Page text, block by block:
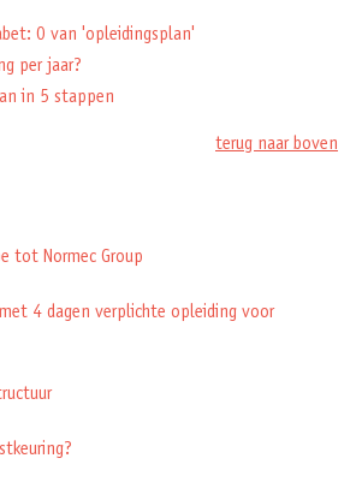
O van 'opleidingsplan'
per jaar?
in 5 stappen
terug naar boven
tot Normec Group
4 dagen verplichte opleiding voor